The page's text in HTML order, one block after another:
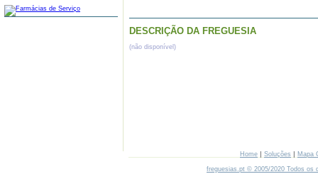
DESCRIÇÃO DA FREGUESIA
(não disponível)
Home | Soluções | Mapa
freguesias.pt © 2005/2020 Todos os